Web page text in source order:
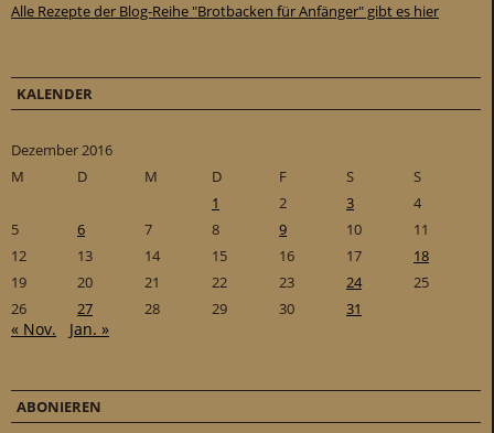
Alle Rezepte der Blog-Reihe "Brotbacken für Anfänger" gibt es hier
KALENDER
Dezember 2016
M
D M D F S
S
1
2 3
4
5
6 7 8 9 10
11
12
13 14 15 16 17
18
19
20 21 22 23 24
25
26
27 28 29 30 31
« Nov. Jan. »
ABONIEREN